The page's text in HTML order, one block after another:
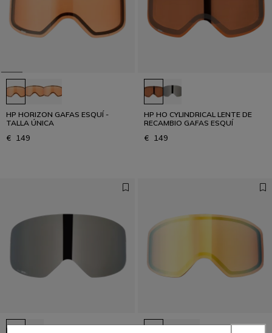
HP HORIZON GAFAS ESQUÍ -
TALLA ÚNICA
€ 149
HP HO CYLINDRICAL LENTE DE
RECAMBIO GAFAS ESQUÍ
€ 149